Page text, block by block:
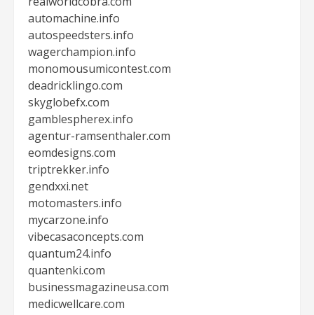
automachine.info
autospeedsters.info
wagerchampion.info
monomousumicontest.com
deadricklingo.com
skyglobefx.com
gamblespherex.info
agentur-ramsenthaler.com
eomdesigns.com
triptrekker.info
gendxxi.net
motomasters.info
mycarzone.info
vibecasaconcepts.com
quantum24.info
quantenki.com
businessmagazineusa.com
medicwellcare.com